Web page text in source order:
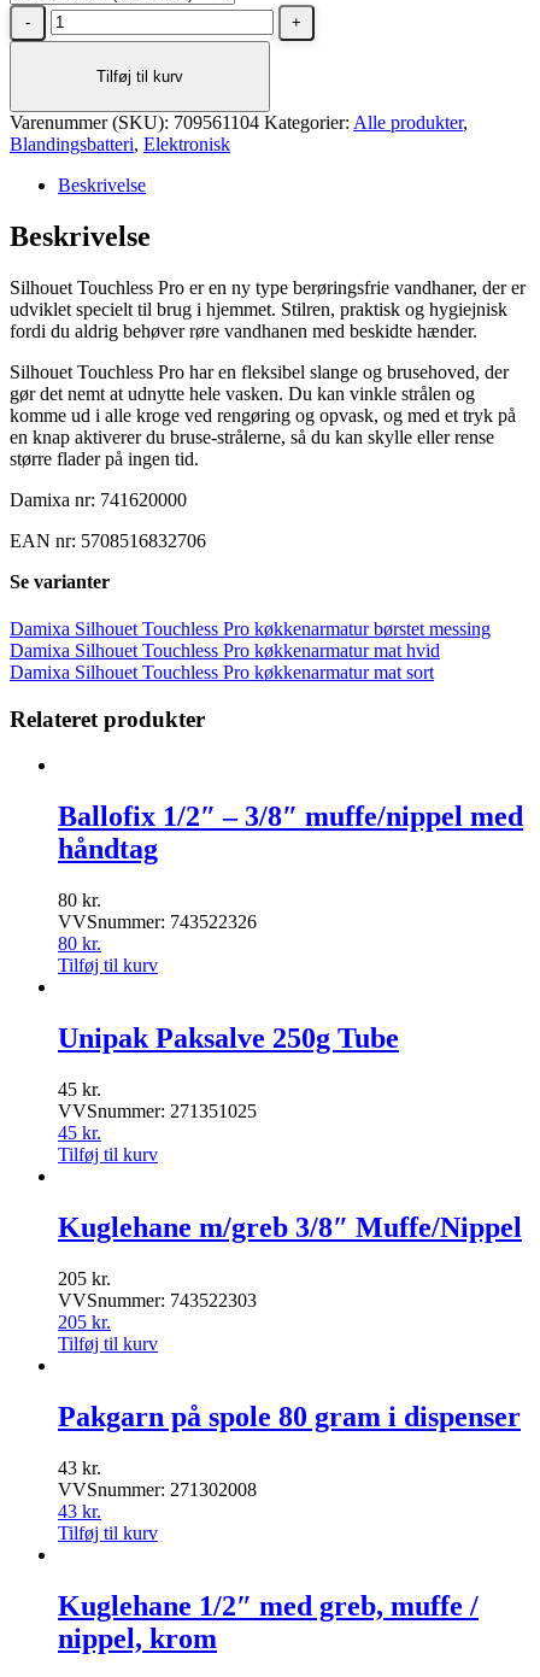
Damixa
Silhouet
krom
antal
Tilføj til kurv
Varenummer (SKU): 709561104 Kategorier: Alle produkter,
Blandingsbatteri, Elektronisk
Beskrivelse
Beskrivelse
Silhouet Touchless Pro er en ny type berøringsfrie vandhaner, der er
udviklet specielt til brug i hjemmet. Stilren, praktisk og hygiejnisk
fordi du aldrig behøver røre vandhanen med beskidte hænder.
Silhouet Touchless Pro har en fleksibel slange og brusehoved, der
gør det nemt at udnytte hele vasken. Du kan vinkle strålen og
komme ud i alle kroge ved rengøring og opvask, og med et tryk på
en knap aktiverer du bruse-strålerne, så du kan skylle eller rense
større flader på ingen tid.
Damixa nr: 741620000
EAN nr: 5708516832706
Se varianter
Damixa Silhouet Touchless Pro køkkenarmatur børstet messing
Damixa Silhouet Touchless Pro køkkenarmatur mat hvid
Damixa Silhouet Touchless Pro køkkenarmatur mat sort
Relateret produkter
Ballofix 1/2″ – 3/8″ muffe/nippel med
håndtag
80 kr.
VVSnummer: 743522326
80 kr.
Tilføj til kurv
Unipak Paksalve 250g Tube
45 kr.
VVSnummer: 271351025
45 kr.
Tilføj til kurv
Kuglehane m/greb 3/8″ Muffe/Nippel
205 kr.
VVSnummer: 743522303
205 kr.
Tilføj til kurv
Pakgarn på spole 80 gram i dispenser
43 kr.
VVSnummer: 271302008
43 kr.
Tilføj til kurv
Kuglehane 1/2″ med greb, muffe /
nippel, krom